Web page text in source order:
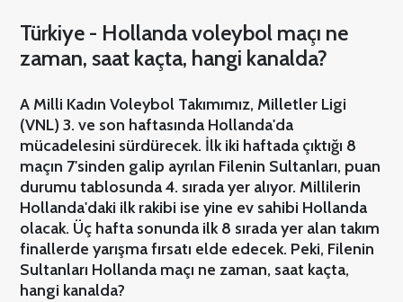
Türkiye - Hollanda voleybol maçı ne
zaman, saat kaçta, hangi kanalda?
A Milli Kadın Voleybol Takımımız, Milletler Ligi
(VNL) 3. ve son haftasında Hollanda'da
mücadelesini sürdürecek. İlk iki haftada çıktığı 8
maçın 7'sinden galip ayrılan Filenin Sultanları, puan
durumu tablosunda 4. sırada yer alıyor. Millilerin
Hollanda'daki ilk rakibi ise yine ev sahibi Hollanda
olacak. Üç hafta sonunda ilk 8 sırada yer alan takım
finallerde yarışma fırsatı elde edecek. Peki, Filenin
Sultanları Hollanda maçı ne zaman, saat kaçta,
hangi kanalda?